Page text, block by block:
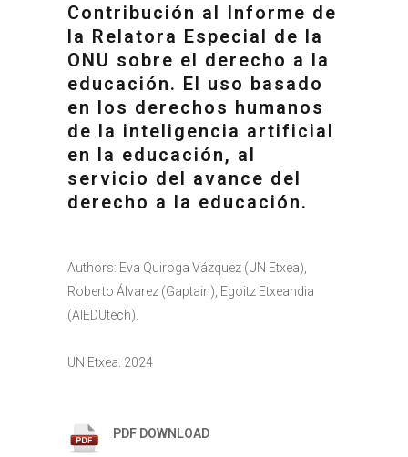
Contribución al Informe de
la Relatora Especial de la
ONU sobre el derecho a la
educación. El uso basado
en los derechos humanos
de la inteligencia artificial
en la educación, al
servicio del avance del
derecho a la educación.
Authors: Eva Quiroga Vázquez (UN Etxea),
Roberto Álvarez (Gaptain), Egoitz Etxeandia
(AIEDUtech).
UN Etxea. 2024
PDF DOWNLOAD